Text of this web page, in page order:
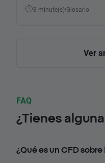
de Inversión
8 minute(s) Glosario
Ver
FAQ
¿Tienes
¿Qué es un CFD